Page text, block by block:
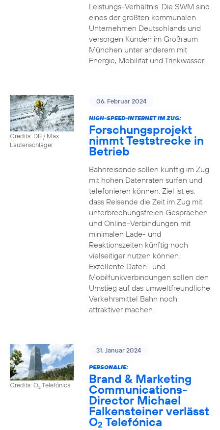
Leistungs-Verhältnis. Die SWM sind
eines der größten kommunalen
Unternehmen Deutschlands und
versorgen Kunden im Großraum
München unter anderem mit
Energie, Mobilität und Trinkwasser.
Credits: DB / Max
Lautenschläger
06. Februar 2024
HIGH-SPEED-INTERNET IM ZUG:
Forschungsprojekt
nimmt Teststrecke in
Betrieb
Bahnreisende sollen künftig im Zug
mit hohen Datenraten surfen und
telefonieren können. Ziel ist es,
dass Reisende die Zeit im Zug mit
unterbrechungsfreien Gesprächen
und Online-Verbindungen mit
minimalen Lade- und
Reaktionszeiten künftig noch
vielseitiger nutzen können.
Exzellente Daten- und
Mobilfunkverbindungen sollen den
Umstieg auf das umweltfreundliche
Verkehrsmittel Bahn noch
attraktiver machen.
Credits: O2Telefónica
31. Januar 2024
PERSONALIE:
Brand & Marketing
Communications-
Director Michael
Falkensteiner verlässt
O2 Telefónica